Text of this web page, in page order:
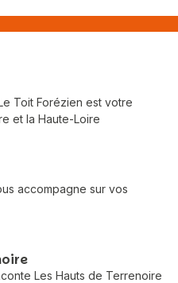
Toit Forézien est votre
et la Haute-Loire
accompagne sur vos
Les Hauts de Terrenoire